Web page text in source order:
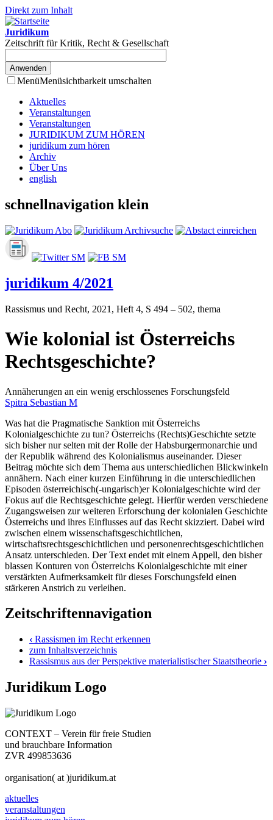
Direkt zum Inhalt
Juridikum
Zeitschrift für Kritik, Recht & Gesellschaft
MenüMenüsichtbarkeit umschalten
Aktuelles
Veranstaltungen
Veranstaltungen
JURIDIKUM ZUM HÖREN
juridikum zum hören
Archiv
Über Uns
english
schnellnavigation klein
juridikum 4/2021
Rassismus und Recht, 2021, Heft 4, S 494 – 502, thema
Wie kolonial ist Österreichs
Rechtsgeschichte?
Annäherungen an ein wenig erschlossenes Forschungsfeld
Spitra Sebastian M
Was hat die Pragmatische Sanktion mit Österreichs
Kolonialgeschichte zu tun? Österreichs (Rechts)Geschichte setzte
sich bisher nur selten mit der Rolle der Habsburgermonarchie und
der Republik während des Kolonialismus auseinander. Dieser
Beitrag möchte sich dem Thema aus unterschiedlichen Blickwinkeln
annähern. Nach einer kurzen Einführung in die unterschiedlichen
Episoden österreichisch(-ungarisch)er Kolonialgeschichte wird der
Fokus auf die Rechtsgeschichte gelegt. Hierfür werden verschiedene
Zugangsweisen zur weiteren Erforschung der kolonialen Geschichte
Österreichs und ihres Einflusses auf das Recht skizziert. Dabei wird
zwischen einem wissenschaftsgeschichtlichen,
wirtschaftsrechtsgeschichtlichen und personenrechtsgeschichtlichen
Ansatz unterschieden. Der Text endet mit einem Appell, den bisher
blassen Konturen von Österreichs Kolonialgeschichte mit einer
verstärkten Aufmerksamkeit für dieses Forschungsfeld einen
stärkeren Anstrich zu verleihen.
Zeitschriftennavigation
‹ Rassismen im Recht erkennen
zum Inhaltsverzeichnis
Rassismus aus der Perspektive materialistischer Staatstheorie ›
Juridikum Logo
CONTEXT – Verein für freie Studien
und brauchbare Information
ZVR 499853636
organisation( at )juridikum.at
aktuelles
veranstaltungen